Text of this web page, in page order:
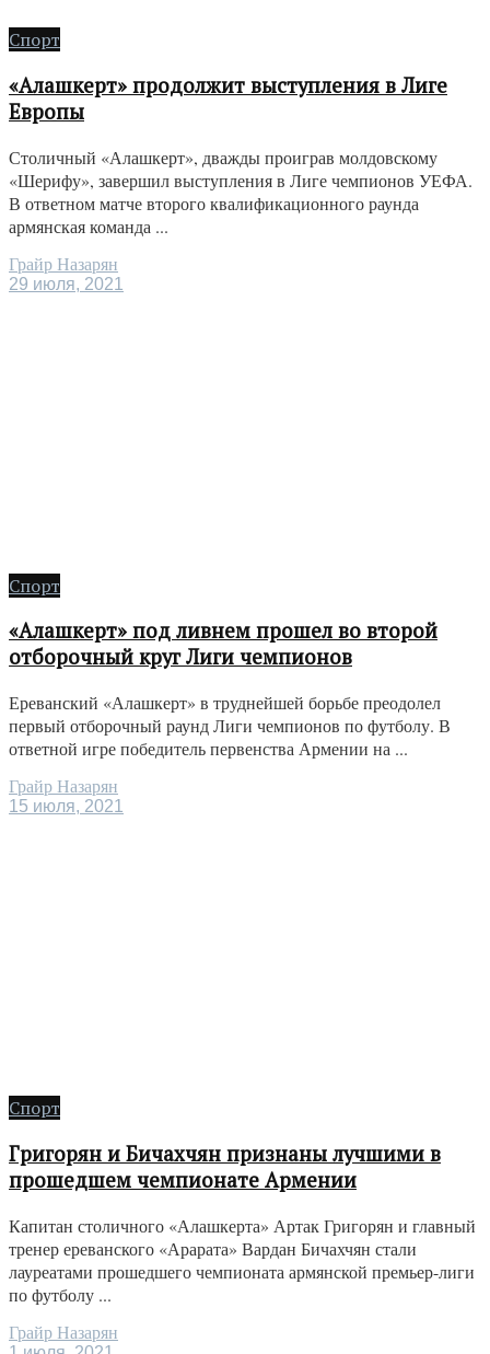
Спорт
«Алашкерт» продолжит выступления в Лиге
Европы
Столичный «Алашкерт», дважды проиграв молдовскому
«Шерифу», завершил выступления в Лиге чемпионов УЕФА.
В ответном матче второго квалификационного раунда
армянская команда ...
Грайр Назарян
29 июля, 2021
Спорт
«Алашкерт» под ливнем прошел во второй
отборочный круг Лиги чемпионов
Ереванский «Алашкерт» в труднейшей борьбе преодолел
первый отборочный раунд Лиги чемпионов по футболу. В
ответной игре победитель первенства Армении на ...
Грайр Назарян
15 июля, 2021
Спорт
Григорян и Бичахчян признаны лучшими в
прошедшем чемпионате Армении
Капитан столичного «Алашкерта» Артак Григорян и главный
тренер ереванского «Арарата» Вардан Бичахчян стали
лауреатами прошедшего чемпионата армянской премьер-лиги
по футболу ...
Грайр Назарян